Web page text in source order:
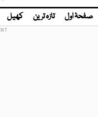
صفحۂ اول تازہ ترین کھیل